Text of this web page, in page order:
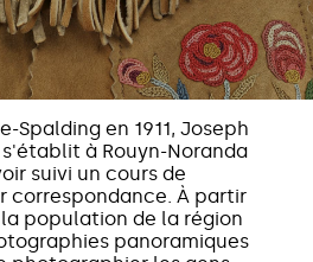
Spalding en 1911, Joseph
à Rouyn-Noranda
suivi un cours de
correspondance. À partir
la population de la région
panoramiques